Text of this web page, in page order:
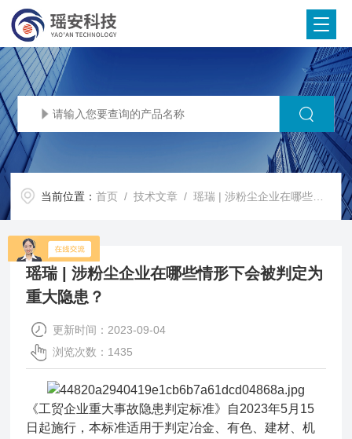
当前位置：首页 /技术文章 / 瑶瑞 | 涉粉尘企业在哪些情形下会被判定为重大隐患？
瑶瑞 | 涉粉尘企业在哪些情形下会被判定为
重大隐患？
更新时间：2023-09-04
浏览次数：1435
《工贸企业重大事故隐患判定标准》自2023年5月15
日起施行，本标准适用于判定冶金、有色、建材、机